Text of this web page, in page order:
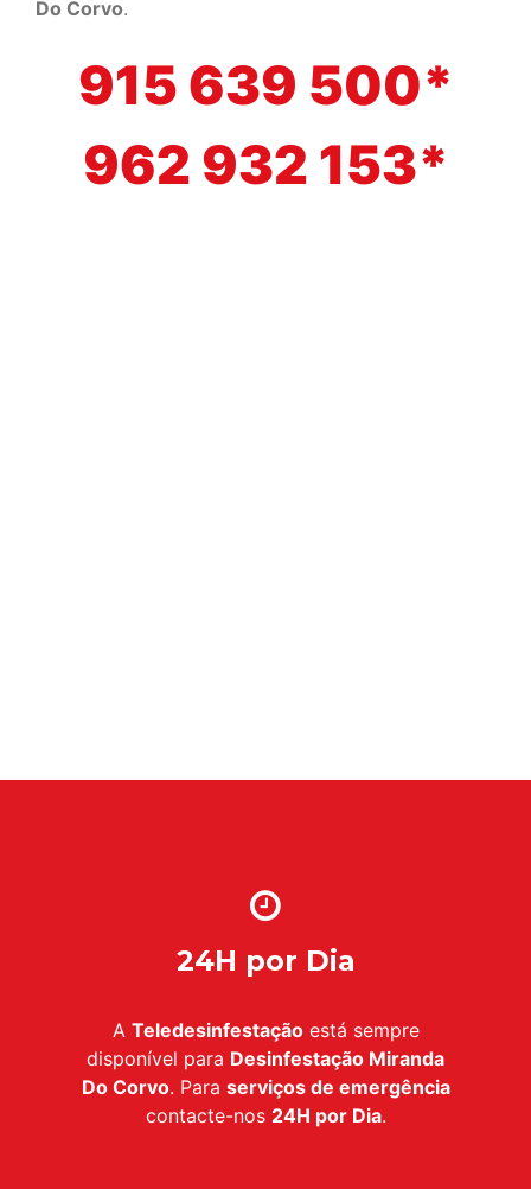
Do Corvo.
915 639 500*
962 932 153*
24H por Dia
A Teledesinfestaçãoestá sempre
disponível para Desinfestação Miranda
Do Corvo. Para serviços de emergência
contacte-nos 24H por Dia.